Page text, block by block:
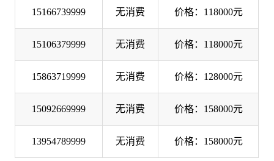
15166739999 无消费 价格：118000元
15106379999 无消费 价格：118000元
15863719999 无消费 价格：128000元
15092669999 无消费 价格：158000元
13954789999 无消费 价格：158000元